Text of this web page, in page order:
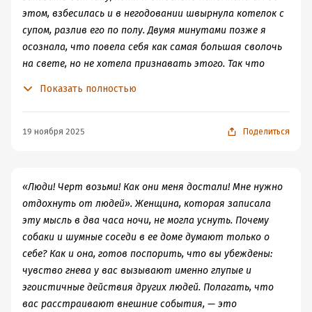
опроснику, выявляющему депрессию, почти в 3 раза
меньше баллов, чем набирала тогда, но вернулась к
книге, чтобы сделать конспект и пользоваться им
потом. А "Терапия" прошла проверку временем: всё так
проступает в тексте, в том, как он может достоверно
судьбу. Я всё так же, читая книгу, разговаривая с собой
в процессе ("смотри вот это искажение ты часто
делаешь, оно не реальное"), лечусь. Не все главы книги
практически полезны, читалась она оба раза медленно,
выбивая из всех планов на чтение. Но, применяя
описанные методы борьбы с деструктивными мыслями,
с прокрастинацией, с чувством вины, я даже не в
острой фазе упаднических настроений ловила апгрейд
только если вы сами будете его ослаблять. Решение
проблемы в том, чтобы прекратить свои абсурдные
этом, взбесилась и в негодовании швырнула котелок с
супом, разлив его по полу. Двумя минутами позже я
осознала, что повела себя как самая большая сволочь
на свете, но не хотела признавать этого. Так что
стоило». Во многих случаях ваш гнев создается
происходящего искажены, однобоки или просто
ошибочны. Чем больше вы будете работать над тем,
чтобы заменять эти искаженные мысли другими, более
реалистичными и продуктивными, тем реже будете
раздражаться, а ваш самоконтроль улучшится.
Показать полностью
19 ноября 2025 Поделиться
«Люди! Черт возьми! Как они меня достали! Мне нужно
отдохнуть от людей». Женщина, которая записала
эту мысль в два часа ночи, не могла уснуть. Почему
собаки и шумные соседи в ее доме думают только о
себе? Как и она, готов поспорить, что вы убеждены:
чувство гнева у вас вызывают именно глупые и
эгоистичные действия других людей. Полагать, что
вас расстраивают внешние события, — это